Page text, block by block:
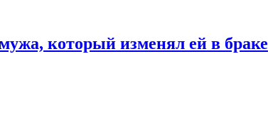
который изменял ей в браке